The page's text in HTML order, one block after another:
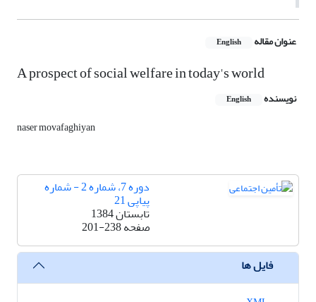
عنوان مقاله English
A prospect of social welfare in today's world
نویسنده English
naser movafaghiyan
دوره 7، شماره 2 - شماره
پیاپی 21
تابستان 1384
صفحه201-238
فایل ها